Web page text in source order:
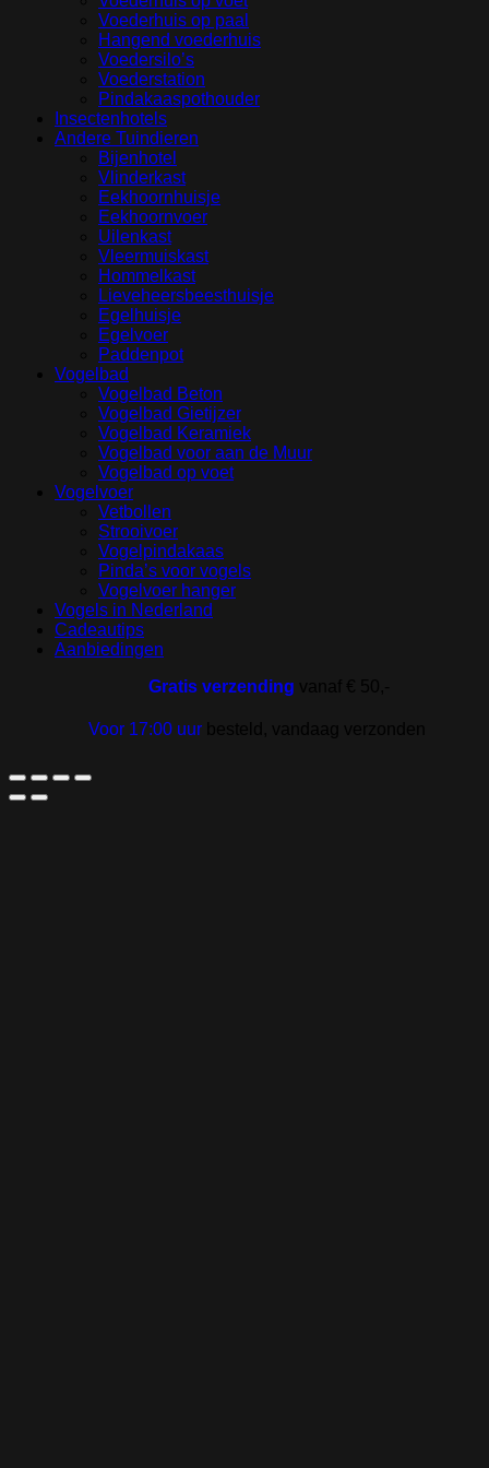
Voederhuis op paal
Hangend voederhuis
Voedersilo’s
Voederstation
Pindakaaspothouder
Insectenhotels
Andere Tuindieren
Bijenhotel
Vlinderkast
Eekhoornhuisje
Eekhoornvoer
Uilenkast
Vleermuiskast
Hommelkast
Lieveheersbeesthuisje
Egelhuisje
Egelvoer
Paddenpot
Vogelbad
Vogelbad Beton
Vogelbad Gietijzer
Vogelbad Keramiek
Vogelbad voor aan de Muur
Vogelbad op voet
Vogelvoer
Vetbollen
Strooivoer
Vogelpindakaas
Pinda’s voor vogels
Vogelvoer hanger
Vogels in Nederland
Cadeautips
Aanbiedingen
Gratis verzending
Voor 17:00 uur